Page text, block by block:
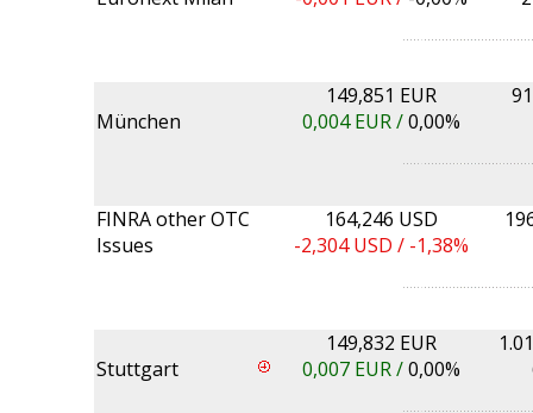
München
149,851 EUR
0,004EUR /0,00%
FINRA other OTC
Issues
164,246 USD
-2,304USD / -1,38%
Stuttgart
149,832 EUR
0,007EUR /0,00%